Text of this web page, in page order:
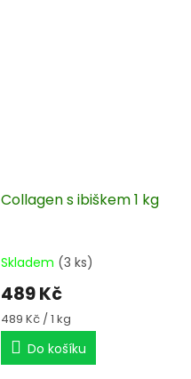
Collagen s ibiškem 1 kg
Skladem (3 ks)
489 Kč
Měrná
cena:
489 Kč / 1 kg
Do košíku